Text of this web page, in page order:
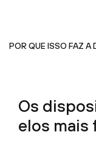
Os
elos mais